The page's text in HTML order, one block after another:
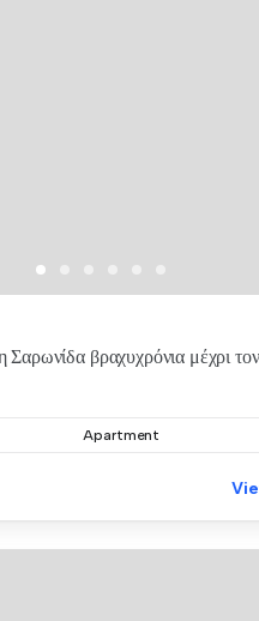
Σαρωνίδα βραχυχρόνια μέχρι
Apartment